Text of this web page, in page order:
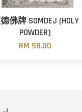
佛牌 SOMDEJ (HOLY
POWDER)
RM 98.00